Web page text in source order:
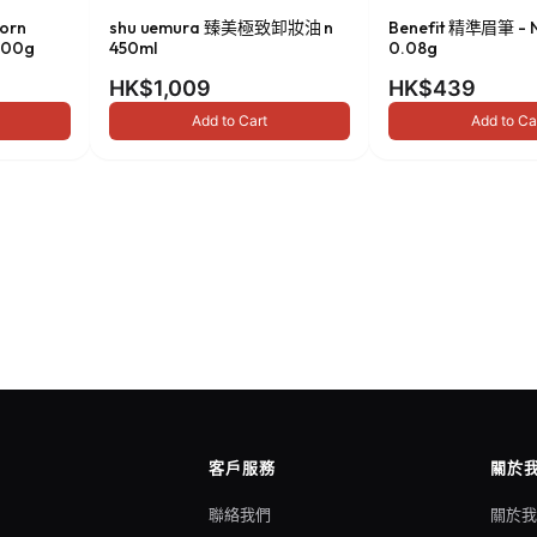
shu uemura 臻美極致卸妝油 n
450ml
HK$1,009
Add to Cart
Benefit 精準眉筆 -
0.08g
HK$439
Add to
客戶服務
聯絡我們
關於
關於